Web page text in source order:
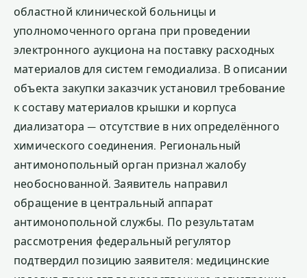
областной клинической больницы и
уполномоченного органа при проведении
электронного аукциона на поставку расходных
материалов для систем гемодиализа. В описании
объекта закупки заказчик установил требование
к составу материалов крышки и корпуса
диализатора — отсутствие в них определённого
химического соединения. Региональный
антимонопольный орган признал жалобу
необоснованной. Заявитель направил
обращение в центральный аппарат
антимонопольной службы. По результатам
рассмотрения федеральный регулятор
подтвердил позицию заявителя: медицинские